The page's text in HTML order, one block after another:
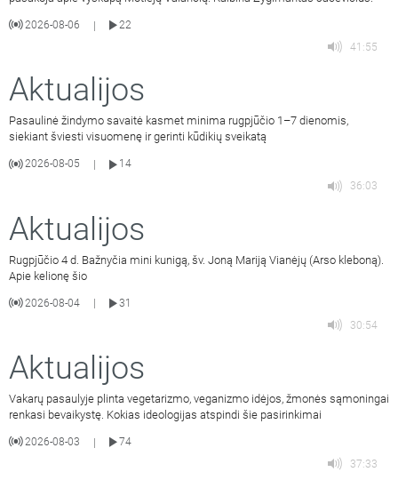
2026-08-06 |
22
41:55
Aktualijos
Pasaulinė žindymo savaitė kasmet minima rugpjūčio 1–7 dienomis,
siekiant šviesti visuomenę ir gerinti kūdikių sveikatą
2026-08-05
14
36:03
Aktualijos
Rugpjūčio 4 d. Bažnyčia mini kunigą, šv. Joną Mariją Vianėjų (Arso kleboną).
Apie kelionę šio
2026-08-04
31
30:54
Aktualijos
Vakarų pasaulyje plinta vegetarizmo, veganizmo idėjos, žmonės sąmoningai
renkasi bevaikystę. Kokias ideologijas atspindi šie pasirinkimai
2026-08-03 |
74
37:33